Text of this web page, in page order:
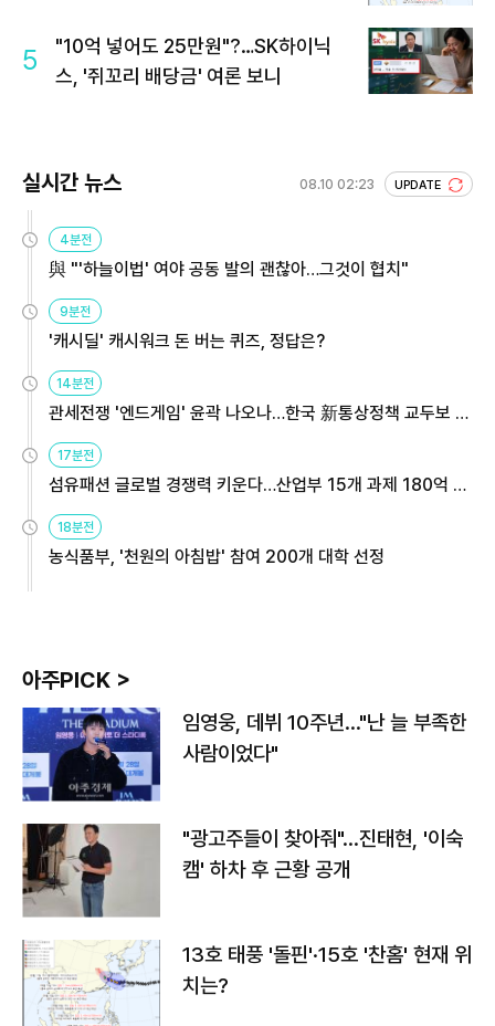
5
"10억 넣어도 25만원"?…SK하이닉
스, '쥐꼬리 배당금' 여론 보니
실시간 뉴스 08.10 02:23 UPDATE
4분전
與 "'하늘이법' 여야 공동 발의 괜찮아…그것이 협치"
9분전
'캐시딜' 캐시워크 돈 버는 퀴즈, 정답은?
14분전
관세전쟁 '엔드게임' 윤곽 나오나…한국 新통상정책 교두보 활
용해야
17분전
섬유패션 글로벌 경쟁력 키운다…산업부 15개 과제 180억 지
원
18분전
농식품부, '천원의 아침밥' 참여 200개 대학 선정
아주PICK >
임영웅, 데뷔 10주년…"난 늘 부족한
사람이었다"
"광고주들이 찾아줘"…진태현, '이숙
캠' 하차 후 근황 공개
13호 태풍 '돌핀'·15호 '찬홈' 현재 위
치는?